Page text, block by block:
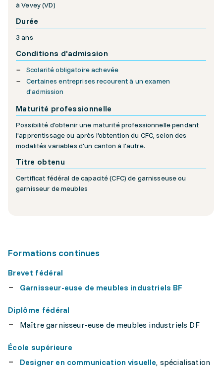
à Vevey (VD)
Durée
3 ans
Conditions d'admission
Scolarité obligatoire achevée
Certaines entreprises recourent à un examen
d'admission
Maturité professionnelle
Possibilité d'obtenir une maturité professionnelle pendant
l'apprentissage ou après l'obtention du CFC, selon des
modalités variables d'un canton à l'autre.
Titre obtenu
Certificat fédéral de capacité (CFC) de garnisseuse ou
garnisseur de meubles
Formations continues
Brevet fédéral
Garnisseur-euse de meubles industriels BF
Diplôme fédéral
Maître garnisseur-euse de meubles industriels DF
École supérieure
Designer en communication visuelle, spécialisation